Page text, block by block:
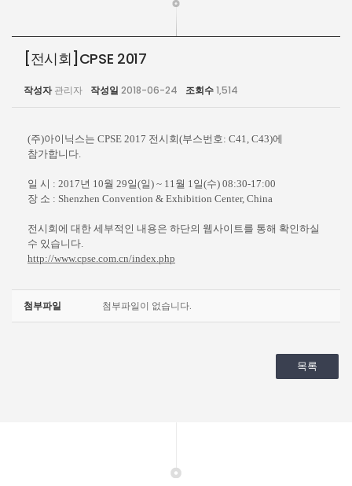
[전시회]CPSE 2017
작성자 관리자 작성일 2018-06-24 조회수1,514
(주)아이닉스는 CPSE 2017 전시회(부스번호: C41, C43)에
참가합니다.
일 시 : 2017년 10월 29일(일) ~ 11월 1일(수) 08:30-17:00
장 소 : Shenzhen Convention & Exhibition Center, China
전시회에 대한 세부적인 내용은 하단의 웹사이트를 통해 확인하실
수 있습니다.
http://www.cpse.com.cn/index.php
첨부파일 첨부파일이 없습니다.
목록